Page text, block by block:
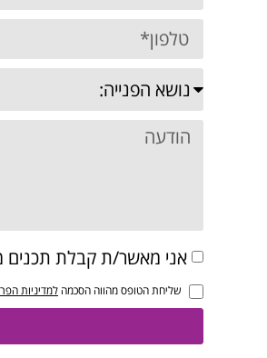
אני מאשר/ת קבלת תכנים
שליחת הטופס מהווה הסכמה למדיניות